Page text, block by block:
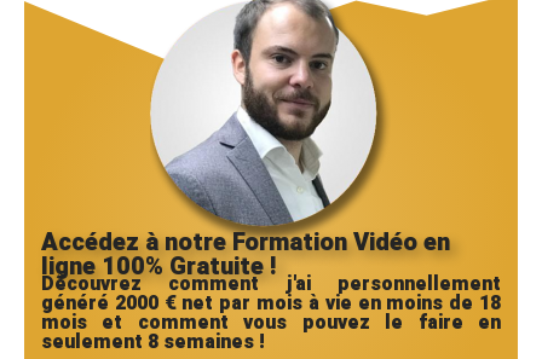
Accédez à notre Formation Vidéo en
ligne 100% Gratuite !
Découvrez comment j'ai personnellement
généré 2000 € net par mois à vie en moins de 18
mois et comment vous pouvez le faire en
seulement 8 semaines !